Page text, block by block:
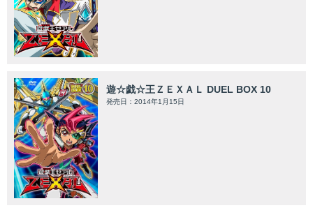
遊☆戯☆王ＺＥＸＡＬ DUEL BOX 10
発売日：2014年1月15日